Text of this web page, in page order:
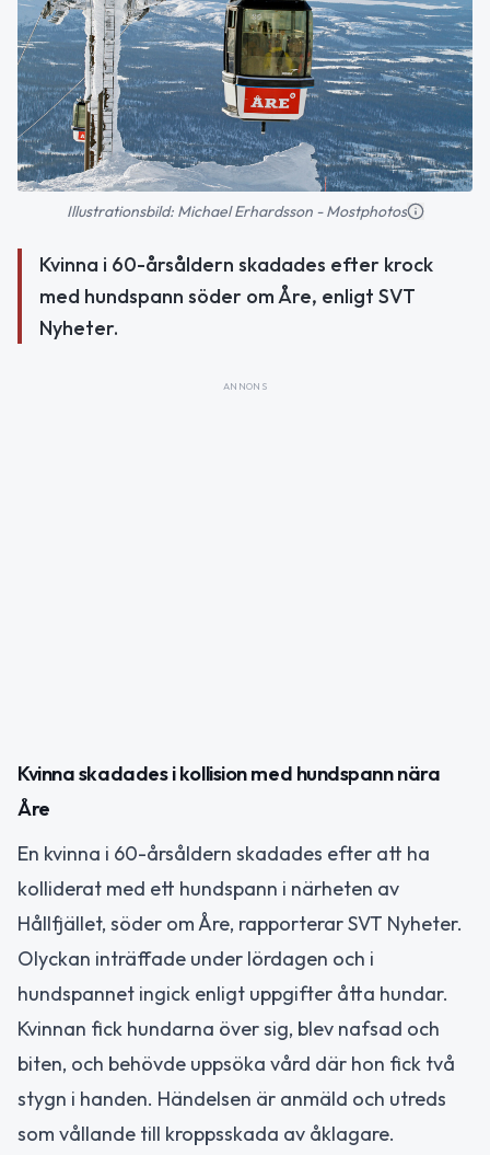
Illustrationsbild: Michael Erhardsson - Mostphotos
Kvinna i 60-årsåldern skadades efter krock
med hundspann söder om Åre, enligt SVT
Nyheter.
ANNONS
Kvinna skadades i kollision med hundspann nära
Åre
En kvinna i 60-årsåldern skadades efter att ha
kolliderat med ett hundspann i närheten av
Hållfjället, söder om Åre, rapporterar SVT Nyheter.
Olyckan inträffade under lördagen och i
hundspannet ingick enligt uppgifter åtta hundar.
Kvinnan fick hundarna över sig, blev nafsad och
biten, och behövde uppsöka vård där hon fick två
stygn i handen. Händelsen är anmäld och utreds
som vållande till kroppsskada av åklagare.